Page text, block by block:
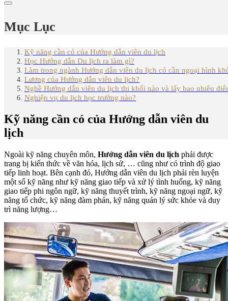
Mục Lục
Kỹ năng cần có của Hướng dẫn viên du lịch
Học Hướng dẫn Du lịch ra làm gì?
Làm trong ngành Hướng dẫn viên du lịch có cần ngoại hình
Lương của Hướng dẫn viên du lịch?
Nghề Hướng dẫn viên du lịch thi khối nào và lấy bao nhiêu
Nghiệp vụ du lịch học trường nào?
Kỹ năng cần có của Hướng dẫn viên du
lịch
Ngoài kỹ năng chuyên môn, Hướng dẫn viên du lịch phải được
trang bị kiến thức về văn hóa, lịch sử, … cũng như có trình độ giao
tiếp linh hoạt. Bên cạnh đó, Hướng dẫn viên du lịch phải rèn luyện
một số kỹ năng như kỹ năng giao tiếp và xử lý tình huống, kỹ năng
giao tiếp phi ngôn ngữ, kỹ năng thuyết trình, kỹ năng ngoại ngữ, kỹ
năng tổ chức, kỹ năng đàm phán, kỹ năng quản lý sức khỏe và duy
trì năng lượng…